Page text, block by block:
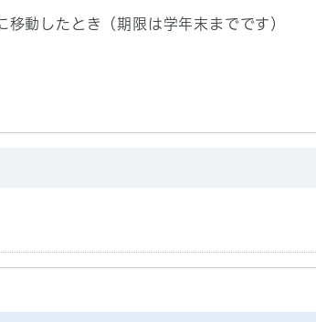
動したとき（期限は学年末までです）